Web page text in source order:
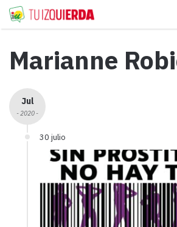
Marianne
Jul
- 2020 -
30 julio